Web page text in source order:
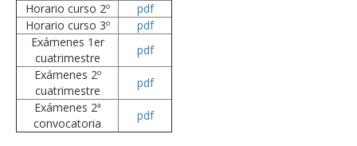
Horario curso 2º
pdf
Horario curso 3º
pdf
Exámenes 1er
cuatrimestre
pdf
Exámenes 2º
cuatrimestre
pdf
Exámenes 2ª
convocatoria
pdf